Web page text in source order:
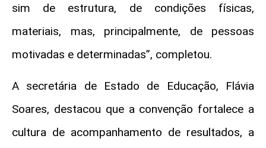
sim de estrutura, de condições físicas,
materiais, mas, principalmente, de pessoas
motivadas e determinadas”, completou.
A secretária de Estado de Educação, Flávia
Soares, destacou que a convenção fortalece a
cultura de acompanhamento de resultados, a